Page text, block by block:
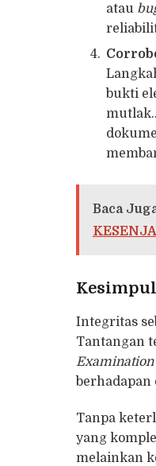
atau
bukti
Baca
Integritas
Tantangan
Examination
Tanpa
yang
melainkan